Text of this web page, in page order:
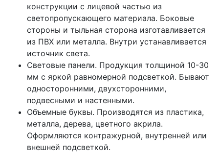
конструкции с лицевой частью из
светопропускающего материала. Боковые
стороны и тыльная сторона изготавливается
из ПВХ или металла. Внутри устанавливается
источник света.
Световые панели. Продукция толщиной 10-30
мм с яркой равномерной подсветкой. Бывают
односторонними, двухсторонними,
подвесными и настенными.
Объемные буквы. Производятся из пластика,
металла, дерева, цветного акрила.
Оформляются контражурной, внутренней или
внешней подсветкой.